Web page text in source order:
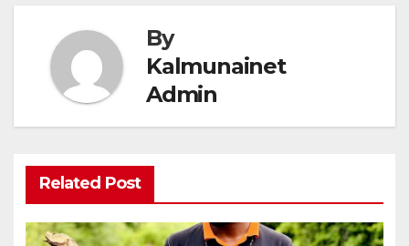
By
Kalmunainet
Admin
Related Post